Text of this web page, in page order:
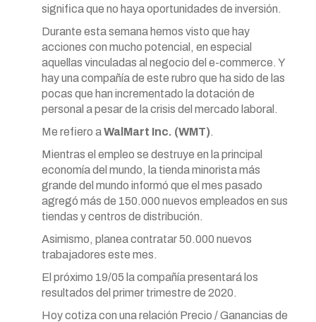
significa que no haya oportunidades de inversión.
Durante esta semana hemos visto que hay
acciones con mucho potencial, en especial
aquellas vinculadas al negocio del e-commerce. Y
hay una compañía de este rubro que ha sido de las
pocas que han incrementado la dotación de
personal a pesar de la crisis del mercado laboral.
Me refiero aWalMart Inc. (WMT).
Mientras el empleo se destruye en la principal
economía del mundo, la tienda minorista más
grande del mundo informó que el mes pasado
agregó más de 150.000 nuevos empleados en sus
tiendas y centros de distribución.
Asimismo, planea contratar 50.000 nuevos
trabajadores este mes.
El próximo 19/05 la compañía presentará los
resultados del primer trimestre de 2020.
Hoy cotiza con una relación Precio / Ganancias de